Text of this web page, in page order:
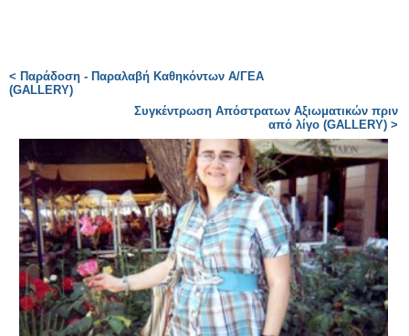
< Παράδοση - Παραλαβή Καθηκόντων A/ΓΕΑ
(GALLERY)
Συγκέντρωση Απόστρατων Αξιωματικών πριν
από λίγο (GALLERY) >